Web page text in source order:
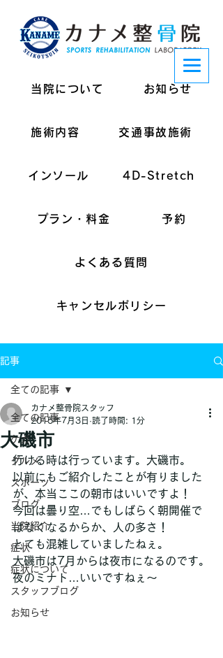
当院について お知らせ
施術内容 交通事故施術
インソール 4D-Stretch
プラン・料金 予約
よくある質問
キャンセルポリシー
記事
全ての記事
ケガ
グルメ
スポーツ
ブログ
当院紹介
症状
症状について
スタッフブログ
お知らせ
全ての記事
大磯市
カナメ整骨院スタッフ
2015年7月3日 読了時間: 1分
行ける時は行っています。大磯市。
以前にもご紹介したことが有りました
が、本当ここの朝市はいいですよ！
今回は曇り空…でもしばらく朝開催で
はなくなるからか、人の多さ！
とても混雑していましたねぇ。
大磯市は7月からは夜市になるのです。
夜のミナト…いいですねぇ～